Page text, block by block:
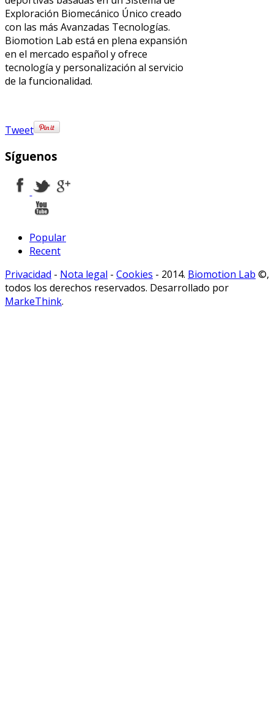
Exploración Biomecánico Único creado
con las más Avanzadas Tecnologías.
Biomotion Lab está en plena expansión
en el mercado español y ofrece
tecnología y personalización al servicio
de la funcionalidad.
Tweet
Síguenos
Popular
Recent
Privacidad - Nota legal - Cookies - 2014. Biomotion Lab ©,
todos los derechos reservados. Desarrollado por
MarkeThink.